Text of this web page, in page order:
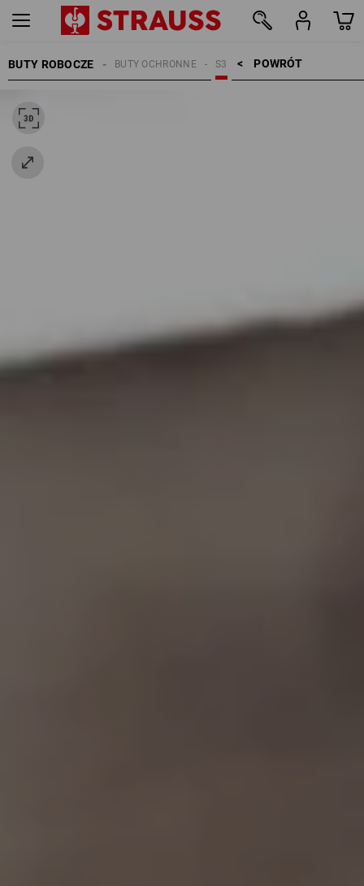
BUTY ROBOCZE POWRÓT    >
S3
BUTY OCHRONNE